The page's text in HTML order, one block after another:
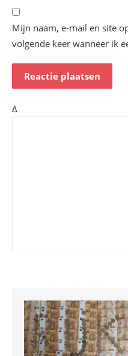
Mijn naam, e-mail en site
volgende keer wanneer ik
Δ